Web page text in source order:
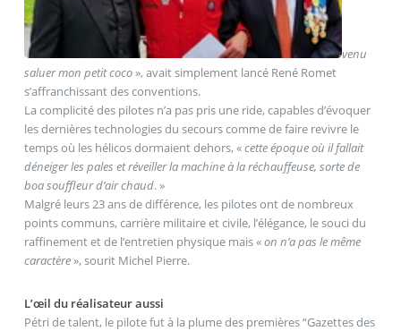
venu
saluer mon petit coco», avait simplement lancé René Romet
s’affranchissant des conventions.
La complicité des pilotes n’a pas pris une ride, capables d’évoquer
les dernières technologies du secours comme de faire revivre le
temps où les hélicos dormaient dehors, «cette époque où il fallait
déneiger les pales et réveiller la machine à la réchauffeuse, sorte de
boa souffleur d’air chaud. »
Malgré leurs 23 ans de différence, les pilotes ont de nombreux
points communs, carrière militaire et civile, l’élégance, le souci du
raffinement et de l’entretien physique mais «on n’a pas le même
caractère», sourit Michel Pierre.
L’œil du réalisateur aussi
Pétri de talent, le pilote fut à la plume des premières “Gazettes des